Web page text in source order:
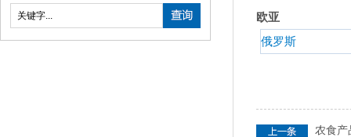
欧亚
俄罗斯
农食产